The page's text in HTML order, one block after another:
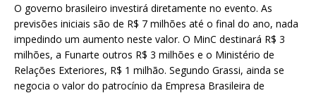
O governo brasileiro investirá diretamente no evento. As
previsões iniciais são de R$ 7 milhões até o final do ano, nada
impedindo um aumento neste valor. O MinC destinará R$ 3
milhões, a Funarte outros R$ 3 milhões e o Ministério de
Relações Exteriores, R$ 1 milhão. Segundo Grassi, ainda se
negocia o valor do patrocínio da Empresa Brasileira de